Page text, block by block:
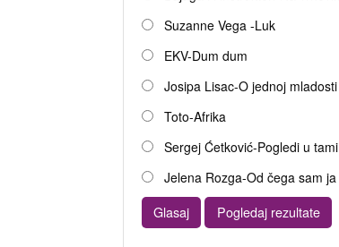
Suzanne Vega -Luk
EKV-Dum dum
Josipa Lisac-O jednoj mladosti
Toto-Afrika
Sergej Ćetković-Pogledi u tami
Jelena Rozga-Od čega sam ja